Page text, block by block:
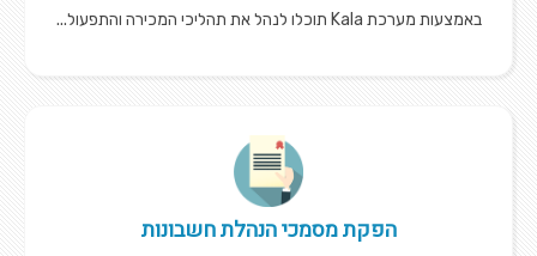
באמצעות מערכת Kala תוכלו לנהל את תהליכי המכירה והתפעול...
הפקת מסמכי הנהלת חשבונות